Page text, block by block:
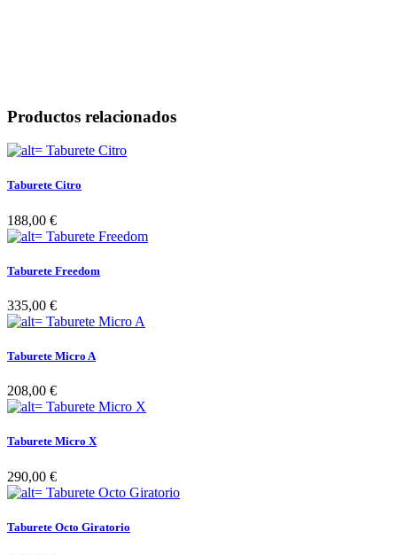
Productos relacionados
Taburete Citro
188,00 €
Taburete Freedom
335,00 €
Taburete Micro A
208,00 €
Taburete Micro X
290,00 €
Taburete Octo Giratorio